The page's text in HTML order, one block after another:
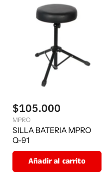
$105.000
MPRO
SILLA BATERIA MPRO
Q-91
Añadir al carrito